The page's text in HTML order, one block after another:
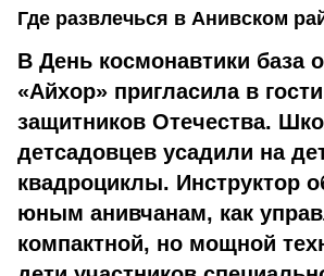
Где развлечься в Анивском
В День космонавтики база
«Айхор» пригласила в
защитников Отечества.
детсадовцев усадили на
квадроциклы. Инструктор
юным анивчанам, как
компактной, но мощной